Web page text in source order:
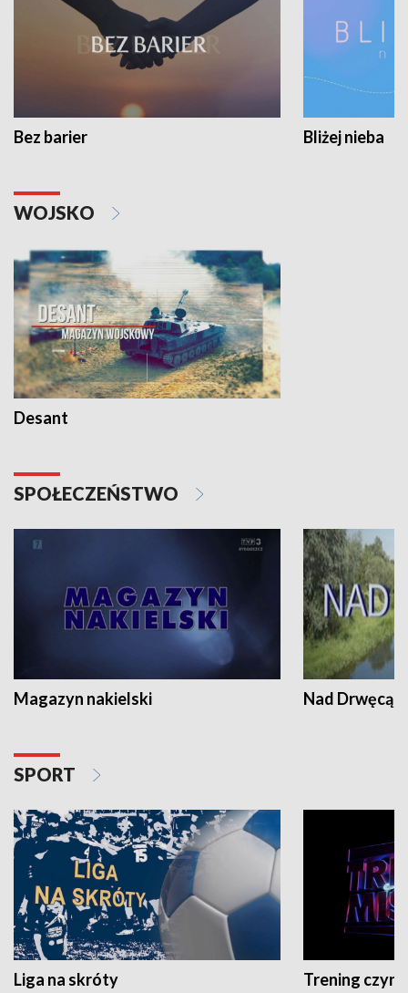
Bez barier Bliżej nieba
WOJSKO
Desant
SPOŁECZEŃSTWO
Magazyn nakielski Nad Drwęcą
SPORT
Liga na skróty Trening czyni